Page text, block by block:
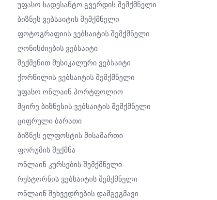
Უფასო Სადესანტო Გვერდის Შემქმნელი
Ბიზნეს Ვებსაიტის Შემქმნელი
Ფოტოგრაფიის Ვებსაიტის Შემქმნელი
Ღონისძიების Ვებსაიტი
Შექმენით Მუსიკალური Ვებსაიტი
Ქორწილის Ვებსაიტის Შემქმნელი
Უფასო Ონლაინ Პორტფოლიო
Მცირე Ბიზნესის Ვებსაიტის Შემქმნელი
Ციფრული Ბარათი
Ბიზნეს Ელფოსტის Მისამართი
Ფორუმის Შექმნა
Ონლაინ Კურსების Შემქმნელი
Რესტორნის Ვებსაიტის Შემქმნელი
Ონლაინ Შეხვედრების Დამგეგმავი